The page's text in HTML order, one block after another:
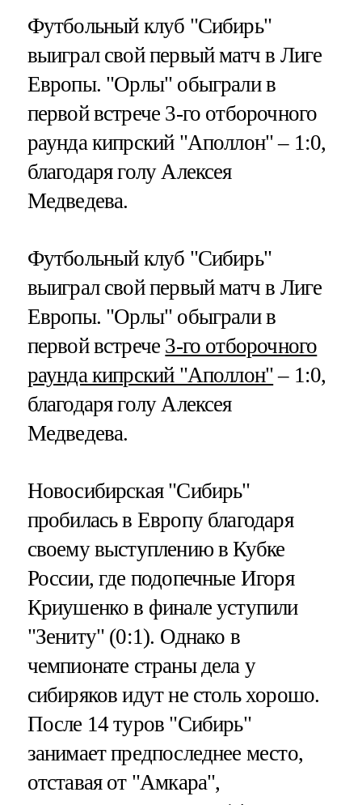
Футбольный клуб "Сибирь"
выиграл свой первый матч в Лиге
Европы. "Орлы" обыграли в
первой встрече 3-го отборочного
раунда кипрский "Аполлон" – 1:0,
благодаря голу Алексея
Медведева.
Футбольный клуб "Сибирь"
выиграл свой первый матч в Лиге
Европы. "Орлы" обыграли в
первой встрече 3-го отборочного
раунда кипрский "Аполлон"– 1:0,
благодаря голу Алексея
Медведева.
Новосибирская "Сибирь"
пробилась в Европу благодаря
своему выступлению в Кубке
России, где подопечные Игоря
Криушенко в финале уступили
"Зениту" (0:1). Однако в
чемпионате страны дела у
сибиряков идут не столь хорошо.
После 14 туров "Сибирь"
занимает предпоследнее место,
отставая от "Амкара",